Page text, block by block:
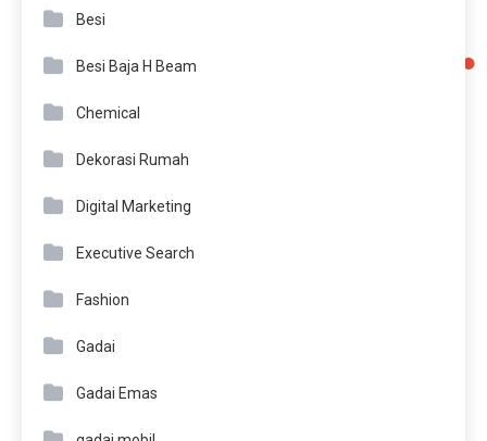
Besi
Besi Baja H Beam
Chemical
Dekorasi Rumah
Digital Marketing
Executive Search
Fashion
Gadai
Gadai Emas